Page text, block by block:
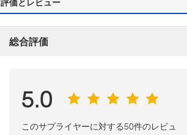
評価とレビュー
総合評価
5.0
このサプライヤーに対する50件のレビュ